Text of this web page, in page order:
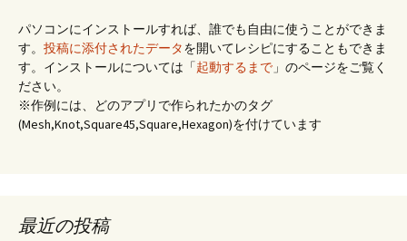
パソコンにインストールすれば、誰でも自由に使うことができま
す。 投稿に添付されたデータを開いてレシピにすることもできま
す。インストールについては「起動するまで 」のページをご覧く
ださい。
※作例には、どのアプリで作られたかのタグ
(Mesh,Knot,Square45,Square,Hexagon)を付けています
最近の投稿